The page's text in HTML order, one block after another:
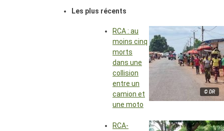
Les plus récents
© DR
RCA : au
moins cinq
morts
dans une
collision
entre un
camion et
une moto
RCA-